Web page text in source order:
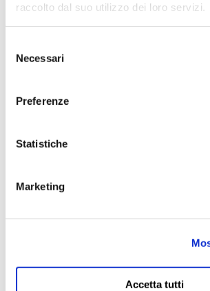
raccolto dal suo utilizzo dei loro servizi.
delNecessari
Preferenze
Statistiche
Marketing
Accetta tutti
Goliardo Padova,
Veduta di Parma 1961, tempera su carta
Nacque a Casalmaggiore, in terra
distante dal confine emiliano e lì, vicino